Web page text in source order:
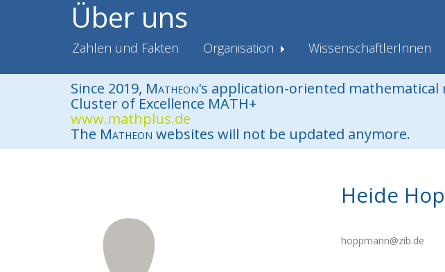
Über uns
Zahlen und Fakten Organisation WissenschaftlerInnen
Since 2019, Matheon's application-oriented
Cluster of Excellence MATH+
www.mathplus.de
The Matheon websites will not be updated anymore.
Heide
hoppmann@zib.de